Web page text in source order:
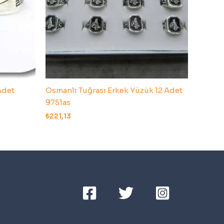
Osmanlı Tuğrası Erkek Yüzük 12 Adet
9751as
₺221,13